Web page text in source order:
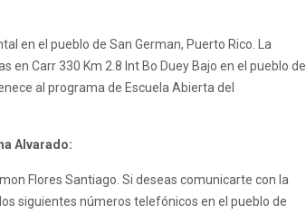
en el pueblo de San German, Puerto Rico. La
en Carr 330 Km 2.8 Int Bo Duey Bajo en el pueblo de
al programa de Escuela Abierta del
Alvarado:
Flores Santiago. Si deseas comunicarte con la
siguientes números telefónicos en el pueblo de